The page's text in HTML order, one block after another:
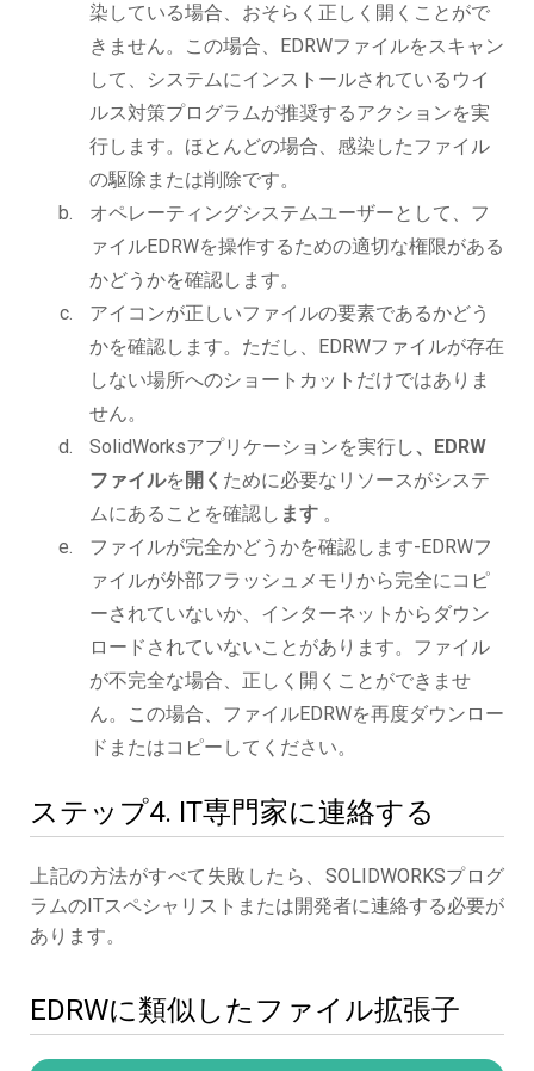
染している場合、おそらく正しく開くことがで
きません。この場合、EDRWファイルをスキャン
して、システムにインストールされているウイ
ルス対策プログラムが推奨するアクションを実
行します。ほとんどの場合、感染したファイル
の駆除または削除です。
オペレーティングシステムユーザーとして、フ
ァイルEDRWを操作するための適切な権限がある
かどうかを確認します。
アイコンが正しいファイルの要素であるかどう
かを確認します。ただし、EDRWファイルが存在
しない場所へのショートカットだけではありま
せん。
SolidWorksアプリケーションを実行し、EDRW
ファイルを 開く ために必要なリソースがシステ
ムにあることを確認し ます 。
ファイルが完全かどうかを確認します-EDRWフ
ァイルが外部フラッシュメモリから完全にコピ
ーされていないか、インターネットからダウン
ロードされていないことがあります。ファイル
が不完全な場合、正しく開くことができませ
ん。この場合、ファイルEDRWを再度ダウンロー
ドまたはコピーしてください。
ステップ4. IT専門家に連絡する
上記の方法がすべて失敗したら、SOLIDWORKSプログ
ラムのITスペシャリストまたは開発者に連絡する必要が
あります。
EDRWに類似したファイル拡張子